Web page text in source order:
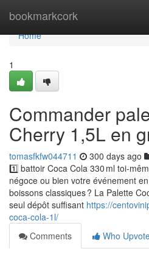
bookmarkcork
Home
Home
1
Commander
Cherry 1,5L en
tomasfkfw044711 300 days ago
1️⃣ battoir Coca Cola 330 ml toi-
négoce ou bien votre événement
boissons classiques ? La Palette
seul dépôt suffisant https://
coca-cola-1l/
Comments
Who